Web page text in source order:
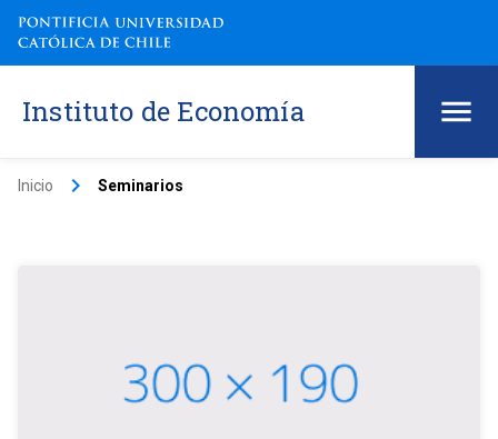
Instituto de Economía
Inicio keyboard_arrow_right Seminarios